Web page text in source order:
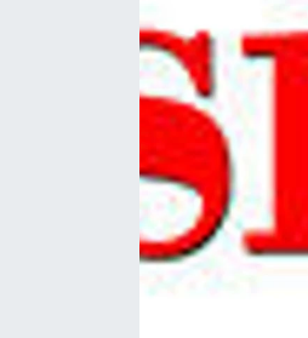
Teknoloji
Tokat Haberleri